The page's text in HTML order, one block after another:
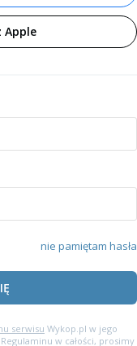
Apple
nie pamiętam hasła
serwisu Wykop.pl w jego
w całości, prosimy